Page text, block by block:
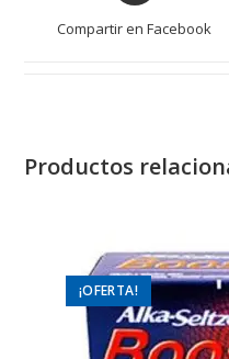
Compartir en Facebook
Productos
¡OFERTA!